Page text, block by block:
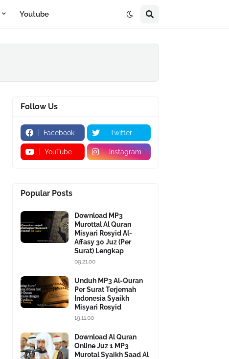
Youtube
Follow Us
Facebook Twitter
YouTube Instagram
Popular Posts
Download MP3
Murottal Al Quran
Misyari Rosyid Al-
Affasy 30 Juz (Per
Surat) Lengkap
09.21.00
Unduh MP3 Al-Quran
Per Surat Terjemah
Indonesia Syaikh
Misyari Rosyid
19.11.00
Download Al Quran
Online Juz 1 MP3
Murotal Syaikh Saad Al